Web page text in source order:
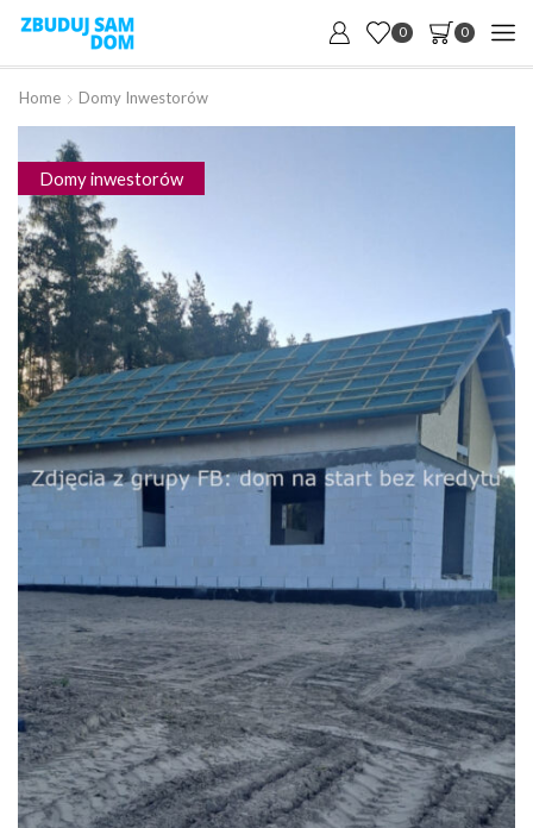
0 0
Home Domy Inwestorów
Domy inwestorów